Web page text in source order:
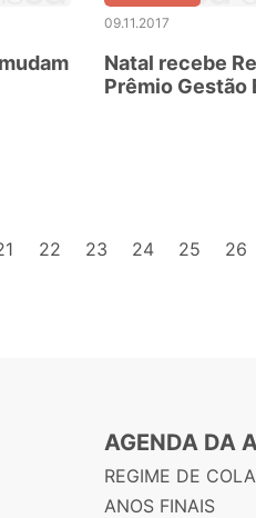
09.11.2017
Natal recebe
Prêmio Gestão
22 23 24 25 26
AGENDA DA
REGIME DE
ANOS FINAIS